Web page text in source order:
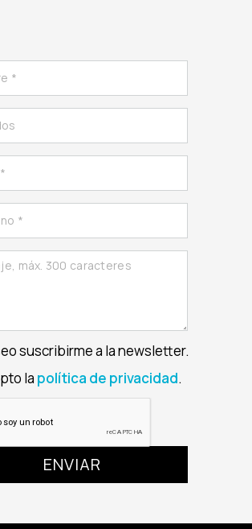
suscribirme a la newsletter.
la política de privacidad.